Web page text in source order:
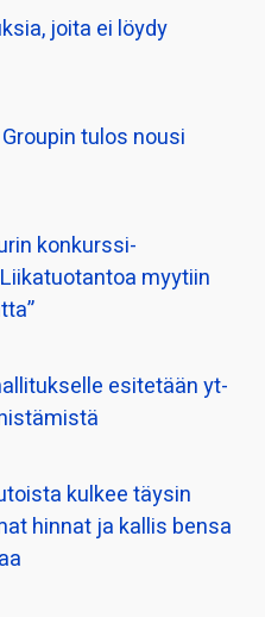
joita ei löydy
tulos nousi
konkurssi­
myytiin
esitetään yt-
kulkee täysin
hinnat ja kallis bensa